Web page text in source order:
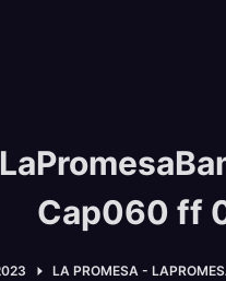
Cap060 ff
LA PROMESA -